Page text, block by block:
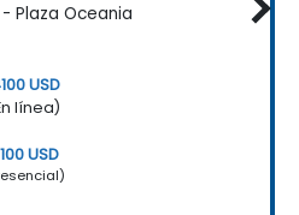
Plaza Oceania
USD
línea)
USD